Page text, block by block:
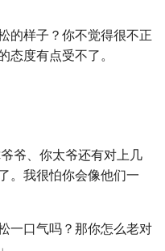
的样子？你不觉得很不正
态度有点受不了。
爷、你太爷还有对上几
。我很怕你会像他们一
一口气吗？那你怎么老对